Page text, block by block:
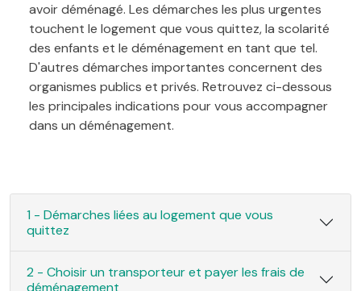
avoir déménagé. Les démarches les plus urgentes
touchent le logement que vous quittez, la scolarité
des enfants et le déménagement en tant que tel.
D'autres démarches importantes concernent des
organismes publics et privés. Retrouvez ci-dessous
les principales indications pour vous accompagner
dans un déménagement.
1 - Démarches liées au logement que vous
quittez
2 - Choisir un transporteur et payer les frais de
déménagement